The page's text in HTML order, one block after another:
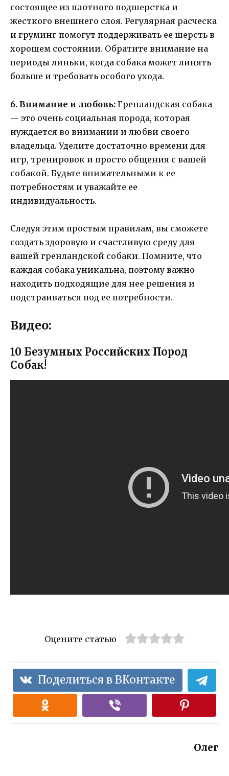
состоящее из плотного подшерстка и
жесткого внешнего слоя. Регулярная расческа
и груминг помогут поддерживать ее шерсть в
хорошем состоянии. Обратите внимание на
периоды линьки, когда собака может линять
больше и требовать особого ухода.
6. Внимание и любовь: Гренландская собака
— это очень социальная порода, которая
нуждается во внимании и любви своего
владельца. Уделите достаточно времени для
игр, тренировок и просто общения с вашей
собакой. Будьте внимательными к ее
потребностям и уважайте ее
индивидуальность.
Следуя этим простым правилам, вы сможете
создать здоровую и счастливую среду для
вашей гренландской собаки. Помните, что
каждая собака уникальна, поэтому важно
находить подходящие для нее решения и
подстраиваться под ее потребности.
Видео:
10 Безумных Российских Пород
Собак!
Оцените статью
Поделиться в ВКонтакте
Олег